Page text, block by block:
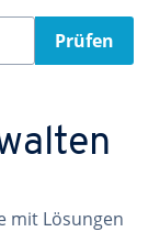
Prüfen
mit Lösungen